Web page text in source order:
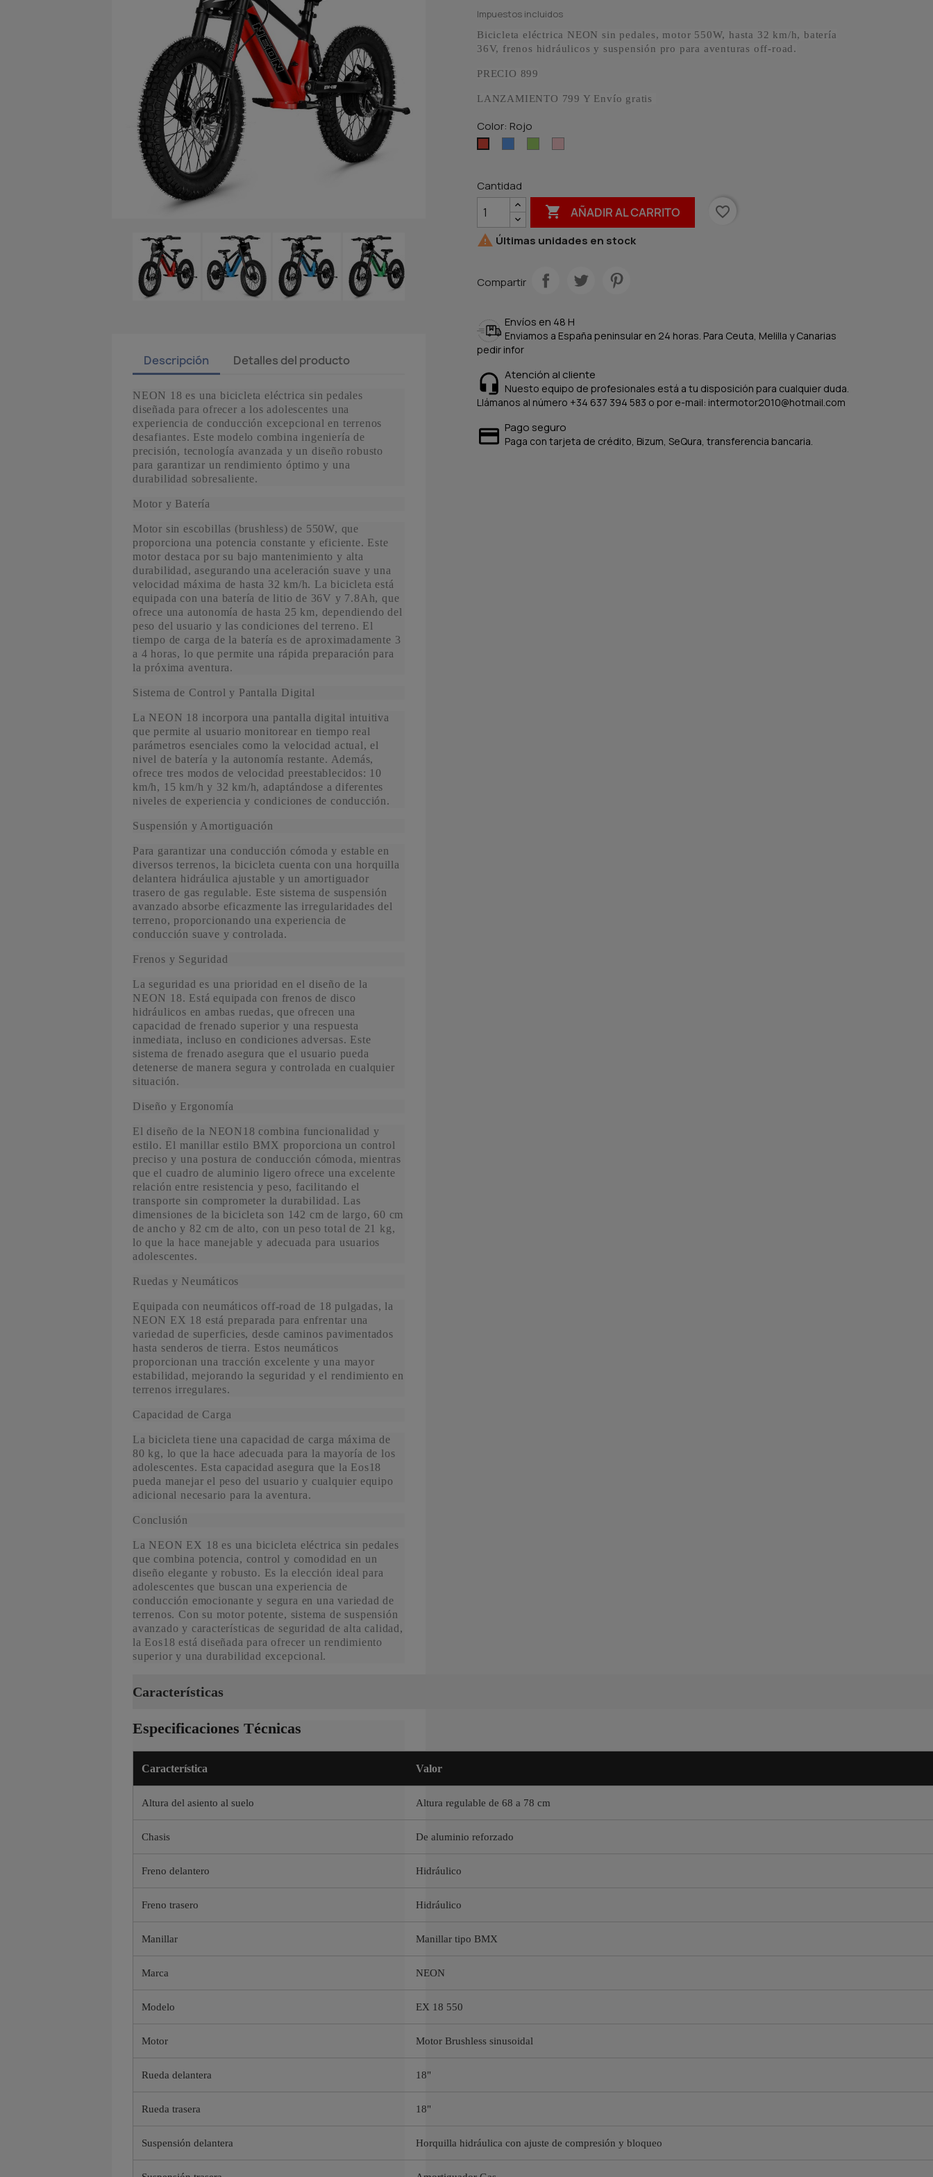
Descripción Detalles del producto
NEON 18 es una bicicleta eléctrica sin pedales
diseñada para ofrecer a los adolescentes una
experiencia de conducción excepcional en terrenos
desafiantes. Este modelo combina ingeniería de
precisión, tecnología avanzada y un diseño robusto
para garantizar un rendimiento óptimo y una
durabilidad sobresaliente.
Motor y Batería
Motor sin escobillas (brushless) de 550W, que
proporciona una potencia constante y eficiente. Este
motor destaca por su bajo mantenimiento y alta
durabilidad, asegurando una aceleración suave y una
velocidad máxima de hasta 32 km/h. La bicicleta está
equipada con una batería de litio de 36V y 7.8Ah, que
ofrece una autonomía de hasta 25 km, dependiendo del
peso del usuario y las condiciones del terreno. El
tiempo de carga de la batería es de aproximadamente 3
a 4 horas, lo que permite una rápida preparación para
la próxima aventura.
Sistema de Control y Pantalla Digital
La NEON 18 incorpora una pantalla digital intuitiva
que permite al usuario monitorear en tiempo real
parámetros esenciales como la velocidad actual, el
nivel de batería y la autonomía restante. Además,
ofrece tres modos de velocidad preestablecidos: 10
km/h, 15 km/h y 32 km/h, adaptándose a diferentes
niveles de experiencia y condiciones de conducción.
Suspensión y Amortiguación
Para garantizar una conducción cómoda y estable en
diversos terrenos, la bicicleta cuenta con una horquilla
delantera hidráulica ajustable y un amortiguador
trasero de gas regulable. Este sistema de suspensión
avanzado absorbe eficazmente las irregularidades del
terreno, proporcionando una experiencia de
conducción suave y controlada.
Frenos y Seguridad
La seguridad es una prioridad en el diseño de la
NEON 18. Está equipada con frenos de disco
hidráulicos en ambas ruedas, que ofrecen una
capacidad de frenado superior y una respuesta
inmediata, incluso en condiciones adversas. Este
sistema de frenado asegura que el usuario pueda
detenerse de manera segura y controlada en cualquier
situación.
Diseño y Ergonomía
El diseño de la NEON18 combina funcionalidad y
estilo. El manillar estilo BMX proporciona un control
preciso y una postura de conducción cómoda, mientras
que el cuadro de aluminio ligero ofrece una excelente
relación entre resistencia y peso, facilitando el
transporte sin comprometer la durabilidad. Las
dimensiones de la bicicleta son 142 cm de largo, 60 cm
de ancho y 82 cm de alto, con un peso total de 21 kg,
lo que la hace manejable y adecuada para usuarios
adolescentes.
Ruedas y Neumáticos
Equipada con neumáticos off-road de 18 pulgadas, la
NEON EX 18 está preparada para enfrentar una
variedad de superficies, desde caminos pavimentados
hasta senderos de tierra. Estos neumáticos
proporcionan una tracción excelente y una mayor
estabilidad, mejorando la seguridad y el rendimiento en
terrenos irregulares.
Capacidad de Carga
La bicicleta tiene una capacidad de carga máxima de
80 kg, lo que la hace adecuada para la mayoría de los
adolescentes. Esta capacidad asegura que la Eos18
pueda manejar el peso del usuario y cualquier equipo
adicional necesario para la aventura.
Conclusión
La NEON EX 18 es una bicicleta eléctrica sin pedales
que combina potencia, control y comodidad en un
diseño elegante y robusto. Es la elección ideal para
adolescentes que buscan una experiencia de
conducción emocionante y segura en una variedad de
terrenos. Con su motor potente, sistema de suspensión
avanzado y características de seguridad de alta calidad,
la Eos18 está diseñada para ofrecer un rendimiento
superior y una durabilidad excepcional.
Características
Especificaciones Técnicas
Característica Valor
Altura del asiento al suelo Altura regulable de 68 a 78 cm
Chasis De aluminio reforzado
Freno delantero Hidráulico
Freno trasero Hidráulico
Manillar Manillar tipo BMX
Marca NEON
Modelo EX 18 550
Motor Motor Brushless sinusoidal
Rueda delantera 18"
Rueda trasera 18"
Suspensión delantera Horquilla hidráulica con ajuste de compresión y bloqueo
Impuestos incluidos
Bicicleta eléctrica NEON sin pedales, motor 550W, hasta 32 km/h, batería
36V, frenos hidráulicos y suspensión pro para aventuras off-road.
PRECIO 899
LANZAMIENTO 799 Y Envío gratis
Color: Rojo
Cantidad
 AÑADIR AL CARRITO
favorite_border
 Últimas unidades en stock
Compartir
Envíos en 48 H
Enviamos a España peninsular en 24 horas. Para Ceuta, Melilla y Canarias
pedir infor
Atención al cliente
Nuesto equipo de profesionales está a tu disposición para cualquier duda.
Llámanos al número +34 637 394 583 o por e-mail: intermotor2010@hotmail.com
Pago seguro
Paga con tarjeta de crédito, Bizum, SeQura, transferencia bancaria.